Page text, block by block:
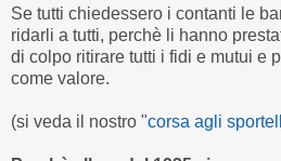
Se tutti chiedessero i contanti le
ridarli a tutti, perchè li hanno
di colpo ritirare tutti i fidi e mutui e
come valore.
(si veda il nostro "corsa agli